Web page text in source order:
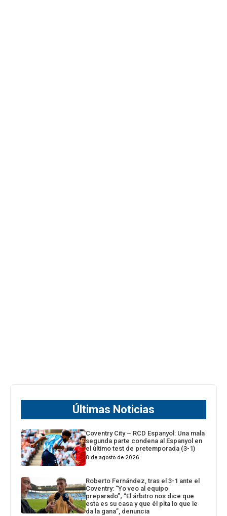
Últimas Noticias
Coventry City – RCD Espanyol: Una mala
segunda parte condena al Espanyol en
el último test de pretemporada (3-1)
8 de agosto de 2026
Roberto Fernández, tras el 3-1 ante el
Coventry: “Yo veo al equipo
preparado”; “El árbitro nos dice que
esta es su casa y que él pita lo que le
da la gana”, denuncia